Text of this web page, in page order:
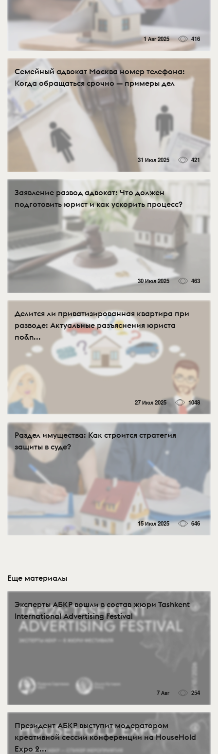
1 Авг 2025 416
Семейный адвокат Москва номер телефона:
Когда обращаться срочно — примеры дел
31 Июл 2025 421
Заявление развод адвокат: Что должен
подготовить юрист и как ускорить процесс?
30 Июл 2025 463
Делится ли приватизированная квартира при
разводе: Актуальные разъяснения юриста
по&n...
27 Июл 2025 1048
Раздел имущества: Как строится стратегия
защиты в суде?
15 Июл 2025 646
Еще материалы
Эксперты АБКР вошли в состав жюри Tashkent
International Advertising Festival
7 Авг 254
Президент АБКР выступит модератором
креативной сессии конференции на HouseHold
Expo 2...